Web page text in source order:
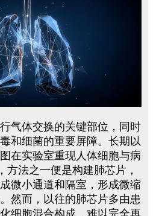
体交换的关键部位，同时
和细菌的重要屏障。长期以
在实验室重现人体细胞与病
方法之一便是构建肺芯片，
微小通道和隔室，形成微缩
然而，以往的肺芯片多由患